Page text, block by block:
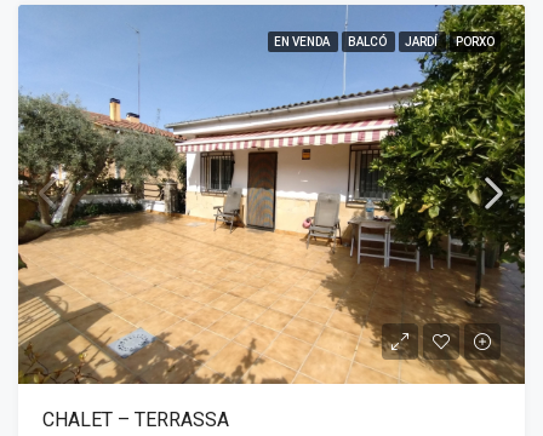
EN VENDA BALCÓ JARDÍ PORXO
CHALET – TERRASSA